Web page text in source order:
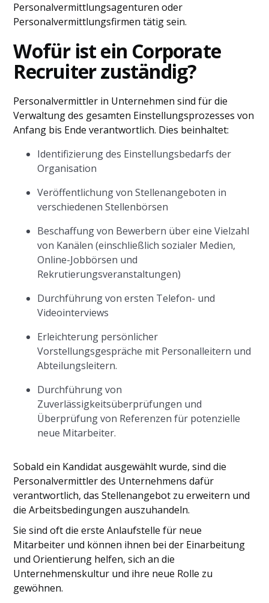
Personalvermittlungsagenturen oder
Personalvermittlungsfirmen tätig sein.
Wofür ist ein Corporate
Recruiter zuständig?
Personalvermittler in Unternehmen sind für die
Verwaltung des gesamten Einstellungsprozesses von
Anfang bis Ende verantwortlich. Dies beinhaltet:
Identifizierung des Einstellungsbedarfs der
Organisation
Veröffentlichung von Stellenangeboten in
verschiedenen Stellenbörsen
Beschaffung von Bewerbern über eine Vielzahl
von Kanälen (einschließlich sozialer Medien,
Online-Jobbörsen und
Rekrutierungsveranstaltungen)
Durchführung von ersten Telefon- und
Videointerviews
Erleichterung persönlicher
Vorstellungsgespräche mit Personalleitern und
Abteilungsleitern.
Durchführung von
Zuverlässigkeitsüberprüfungen und
Überprüfung von Referenzen für potenzielle
neue Mitarbeiter.
Sobald ein Kandidat ausgewählt wurde, sind die
Personalvermittler des Unternehmens dafür
verantwortlich, das Stellenangebot zu erweitern und
die Arbeitsbedingungen auszuhandeln.
Sie sind oft die erste Anlaufstelle für neue
Mitarbeiter und können ihnen bei der Einarbeitung
und Orientierung helfen, sich an die
Unternehmenskultur und ihre neue Rolle zu
gewöhnen.